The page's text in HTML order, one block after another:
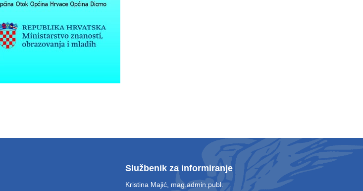
Službenik za informiranje
Kristina Majić, mag.admin.publ.